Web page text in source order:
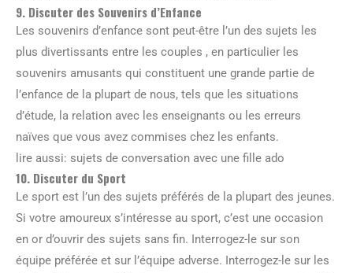
9. Discuter des Souvenirs d’Enfance
Les souvenirs d’enfance sont peut-être l’un des sujets les
plus divertissants entre les couples , en particulier les
souvenirs amusants qui constituent une grande partie de
l’enfance de la plupart de nous, tels que les situations
d’étude, la relation avec les enseignants ou les erreurs
naïves que vous avez commises chez les enfants.
lire aussi: sujets de conversation avec une fille ado
10. Discuter du Sport
Le sport est l’un des sujets préférés de la plupart des jeunes.
Si votre amoureux s’intéresse au sport, c’est une occasion
en or d’ouvrir des sujets sans fin. Interrogez-le sur son
équipe préférée et sur l’équipe adverse. Interrogez-le sur les